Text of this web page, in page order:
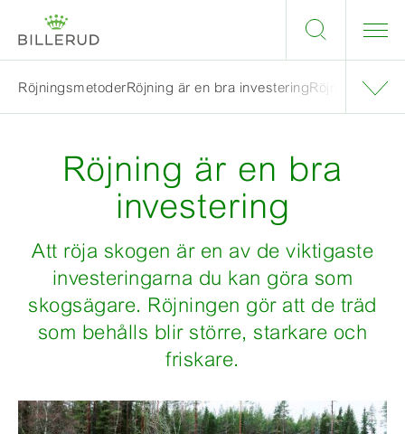
RöjningsmetoderRöjning är en bra investeringRöjning på
Röjning är en bra
investering
Att röja skogen är en av de viktigaste
investeringarna du kan göra som
skogsägare. Röjningen gör att de träd
som behålls blir större, starkare och
friskare.